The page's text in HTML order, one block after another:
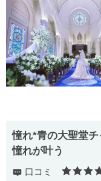
憧れ*青の大聖堂
憧れが叶う
口コミ